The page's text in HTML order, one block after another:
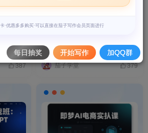
规划陪
高辅导 精品资源 # mp # pdf # 求值
387
私域发售操盘手实战班｜私域
程
付费资源 200 自我提升 # mp
茄子学堂 379
·优惠多多购买·可以直接在茄子写作会员页面进行
每日抽奖 开始写作 加QQ群